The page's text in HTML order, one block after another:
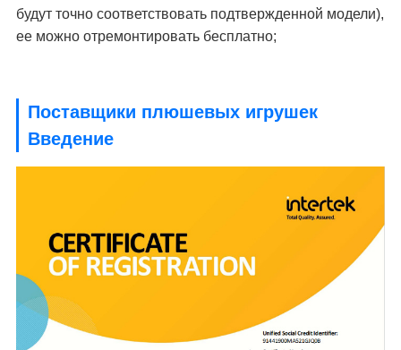
будут точно соответствовать подтвержденной модели),
ее можно отремонтировать бесплатно;
Поставщики плюшевых игрушек
Введение